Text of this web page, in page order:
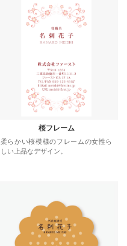
桜フレーム
柔らかい桜模様のフレームの女性ら
しい上品なデザイン。